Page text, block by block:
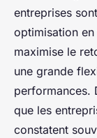
entreprises
optimisation
maximise le
une grande
performances.
que les
constatent